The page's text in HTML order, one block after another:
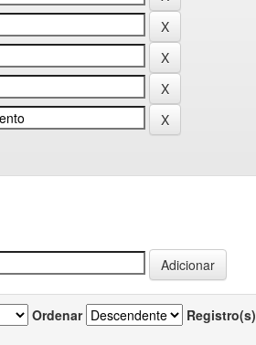
Ordenar Registro(s)